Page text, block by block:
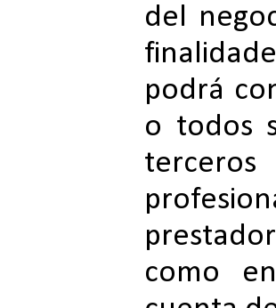
del
podrá
o todos
como